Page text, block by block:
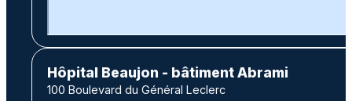
Hôpital Beaujon - bâtiment Abrami
100 Boulevard du Général Leclerc